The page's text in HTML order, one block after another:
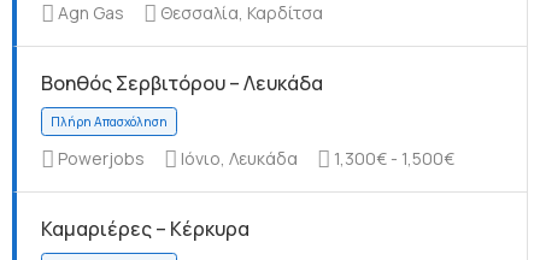
Πλήρη Απασχόληση
Πλήρη Απασχόληση
Agn Gas Θεσσαλία, Καρδίτσα
Βοηθός Σερβιτόρου – Λευκάδα
Powerjobs Ιόνιο, Λευκάδα 1,300€ - 1,500€
Καμαριέρες – Κέρκυρα